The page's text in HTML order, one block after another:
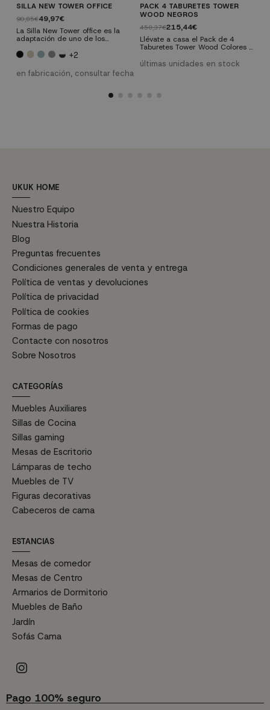
SILLA NEW TOWER OFFICE
90,85€49,97€
La Silla New Tower office es la
adaptación de uno de los
reconocidos a nivel mundial: la
tu lugar de trabajo todo el estilo
de una de las líneas más
+2
en fabricación, consultar fecha
PACK 4 TABURETES TOWER
WOOD NEGROS
458,37€215,44€
Llévate a casa el Pack de 4
Taburetes Tower Wood Colores y
de tu hogar. Consulta la amplia
últimas unidades en stock
UKUK HOME
Nuestro Equipo
Nuestra Historia
Blog
Preguntas frecuentes
Condiciones generales de venta y entrega
Política de ventas y devoluciones
Política de privacidad
Política de cookies
Formas de pago
Contacte con nosotros
Sobre Nosotros
CATEGORÍAS
Muebles Auxiliares
Sillas de Cocina
Sillas gaming
Mesas de Escritorio
Lámparas de techo
Muebles de TV
Figuras decorativas
Cabeceros de cama
ESTANCIAS
Mesas de comedor
Mesas de Centro
Armarios de Dormitorio
Muebles de Baño
Jardín
Sofás Cama
Pago 100% seguro